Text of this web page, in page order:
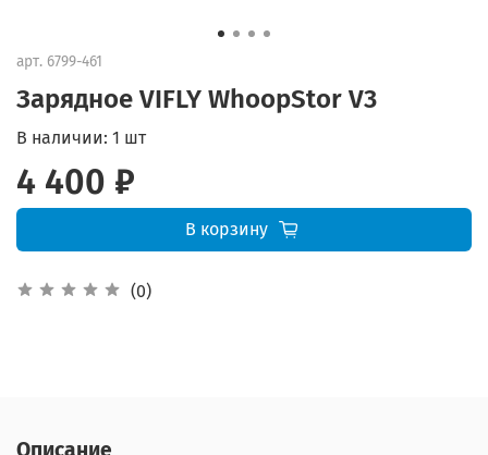
арт. 6799-461
Зарядное VIFLY WhoopStor V3
(0)
В наличии: 1 шт
4 400 ₽
В корзину